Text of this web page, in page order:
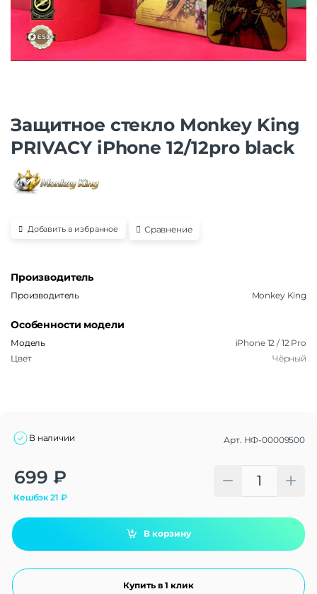
Защитнoe cтекло Monkey King
PRIVACY iPhone 12/12pro black
Добавить в избранное Сравнение
Производитель
Производитель Monkey King
Особенности модели
Модель
iPhone 12 / 12 Pro
Цвет
Чёрный
В наличии Арт. НФ-00009500
699 ₽
Кешбэк21 ₽
В корзину
Купить в 1 клик
Alternative: